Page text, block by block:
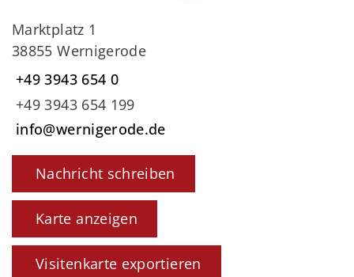
Marktplatz 1
38855 Wernigerode
+49 3943 654 0
+49 3943 654 199
info@wernigerode.de
Nachricht schreiben
Karte anzeigen
Visitenkarte exportieren